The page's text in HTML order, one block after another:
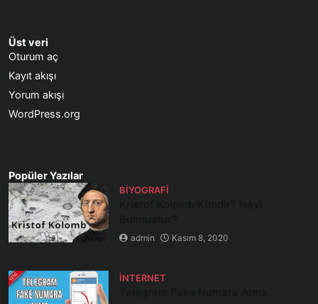
Üst veri
Oturum aç
Kayıt akışı
Yorum akışı
WordPress.org
Popüler Yazılar
BIYOGRAFI
admin Kasım 8, 2020
İNTERNET